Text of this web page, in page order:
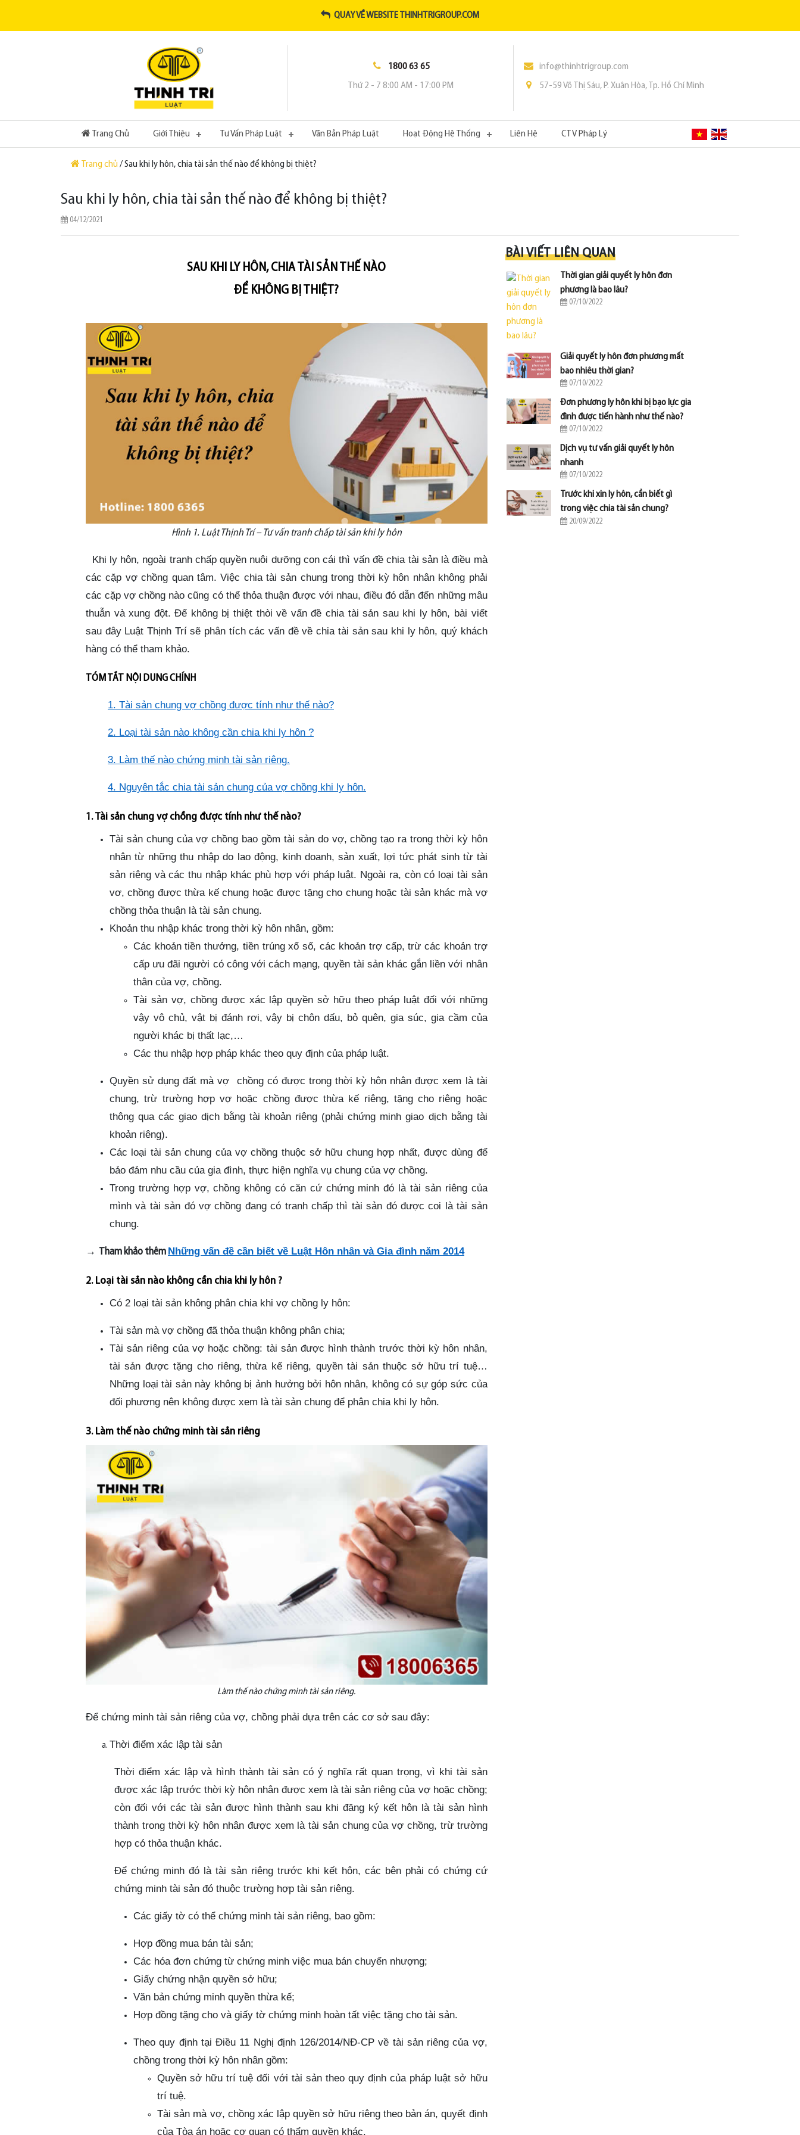
QUAY VỀ WEBSITE THINHTRIGROUP.COM
1800 63 65
Thứ 2 - 7 8:00 AM - 17:00 PM
info@thinhtrigroup.com
57-59 Võ Thị Sáu, P. Xuân Hòa, Tp. Hồ Chí Minh
Trang Chủ (current)Giới Thiệu Tư Vấn Pháp Luật Văn Bản Pháp Luật Hoạt Động Hệ Thống Liên Hệ CTV Pháp Lý
Trang chủ / Sau khi ly hôn, chia tài sản thế nào để không bị thiệt?
Sau khi ly hôn, chia tài sản thế nào để không bị thiệt?
04/12/2021
SAU KHI LY HÔN, CHIA TÀI SẢN THẾ NÀO
ĐỂ KHÔNG BỊ THIỆT?
Hình 1. Luật Thịnh Trí – Tư vấn tranh chấp tài sản khi ly hôn
Khi ly hôn, ngoài tranh chấp quyền nuôi dưỡng con cái thì vấn đề chia tài sản là điều mà
các cặp vợ chồng quan tâm. Việc chia tài sản chung trong thời kỳ hôn nhân không phải
các cặp vợ chồng nào cũng có thể thỏa thuận được với nhau, điều đó dẫn đến những mâu
thuẫn và xung đột. Để không bị thiệt thòi về vấn đề chia tài sản sau khi ly hôn, bài viết
sau đây Luật Thịnh Trí sẽ phân tích các vấn đề về chia tài sản sau khi ly hôn, quý khách
hàng có thể tham khảo.
TÓM TẮT NỘI DUNG CHÍNH
1. Tài sản chung vợ chồng được tính như thế nào?
2. Loại tài sản nào không cần chia khi ly hôn ?
3. Làm thế nào chứng minh tài sản riêng.
4. Nguyên tắc chia tài sản chung của vợ chồng khi ly hôn.
1. Tài sản chung vợ chồng được tính như thế nào?
Tài sản chung của vợ chồng bao gồm tài sản do vợ, chồng tạo ra trong thời kỳ hôn
nhân từ những thu nhập do lao động, kinh doanh, sản xuất, lợi tức phát sinh từ tài
sản riêng và các thu nhập khác phù hợp với pháp luật. Ngoài ra, còn có loại tài sản
vơ, chồng được thừa kế chung hoặc được tặng cho chung hoặc tài sản khác mà vợ
chồng thỏa thuận là tài sản chung.
Khoản thu nhập khác trong thời kỳ hôn nhân, gồm:
Các khoản tiền thưởng, tiền trúng xổ số, các khoản trợ cấp, trừ các khoản trợ
cấp ưu đãi người có công với cách mạng, quyền tài sản khác gắn liền với nhân
thân của vợ, chồng.
Tài sản vợ, chồng được xác lập quyền sở hữu theo pháp luật đối với những
vậy vô chủ, vật bị đánh rơi, vậy bị chôn dấu, bỏ quên, gia súc, gia cầm của
người khác bị thất lạc,…
Các thu nhập hợp pháp khác theo quy định của pháp luật.
Quyền sử dụng đất mà vợ chồng có được trong thời kỳ hôn nhân được xem là tài
chung, trừ trường hợp vợ hoặc chồng được thừa kế riêng, tặng cho riêng hoặc
thông qua các giao dịch bằng tài khoản riêng (phải chứng minh giao dịch bằng tài
khoản riêng).
Các loại tài sản chung của vợ chồng thuộc sở hữu chung hợp nhất, được dùng để
bảo đảm nhu cầu của gia đình, thực hiện nghĩa vụ chung của vợ chồng.
Trong trường hợp vợ, chồng không có căn cứ chứng minh đó là tài sản riêng của
mình và tài sản đó vợ chồng đang có tranh chấp thì tài sản đó được coi là tài sản
chung.
→ Tham khảo thêm Những vấn đề cần biết về Luật Hôn nhân và Gia đình năm 2014
2. Loại tài sản nào không cần chia khi ly hôn ?
Có 2 loại tài sản không phân chia khi vợ chồng ly hôn:
Tài sản mà vợ chồng đã thỏa thuận không phân chia;
Tài sản riêng của vợ hoặc chồng: tài sản được hình thành trước thời kỳ hôn nhân,
tài sản được tặng cho riêng, thừa kế riêng, quyền tài sản thuộc sở hữu trí tuệ…
Những loại tài sản này không bị ảnh hưởng bởi hôn nhân, không có sự góp sức của
đối phương nên không được xem là tài sản chung để phân chia khi ly hôn.
3. Làm thế nào chứng minh tài sản riêng
Làm thế nào chứng minh tài sản riêng.
Để chứng minh tài sản riêng của vợ, chồng phải dựa trên các cơ sở sau đây:
Thời điểm xác lập tài sản
Thời điểm xác lập và hình thành tài sản có ý nghĩa rất quan trọng, vì khi tài sản
được xác lập trước thời kỳ hôn nhân được xem là tài sản riêng của vợ hoặc chồng;
còn đối với các tài sản được hình thành sau khi đăng ký kết hôn là tài sản hình
thành trong thời kỳ hôn nhân được xem là tài sản chung của vợ chồng, trừ trường
hợp có thỏa thuận khác.
Để chứng minh đó là tài sản riêng trước khi kết hôn, các bên phải có chứng cứ
chứng minh tài sản đó thuộc trường hợp tài sản riêng.
Các giấy tờ có thể chứng minh tài sản riêng, bao gồm:
Hợp đồng mua bán tài sản;
Các hóa đơn chứng từ chứng minh việc mua bán chuyển nhượng;
Giấy chứng nhận quyền sở hữu;
Văn bản chứng minh quyền thừa kế;
Hợp đồng tặng cho và giấy tờ chứng minh hoàn tất việc tặng cho tài sản.
Theo quy định tại Điều 11 Nghị định 126/2014/NĐ-CP về tài sản riêng của vợ,
chồng trong thời kỳ hôn nhân gồm:
Quyền sở hữu trí tuệ đối với tài sản theo quy định của pháp luật sở hữu
trí tuệ.
Tài sản mà vợ, chồng xác lập quyền sở hữu riêng theo bản án, quyết định
của Tòa án hoặc cơ quan có thẩm quyền khác.
BÀI VIẾT LIÊN QUAN
Thời gian giải quyết ly hôn đơn
phương là bao lâu?
07/10/2022
Giải quyết ly hôn đơn phương mất
bao nhiêu thời gian?
07/10/2022
Đơn phương ly hôn khi bị bạo lực gia
đình được tiến hành như thế nào?
07/10/2022
Dịch vụ tư vấn giải quyết ly hôn
nhanh
07/10/2022
Trước khi xin ly hôn, cần biết gì
trong việc chia tài sản chung?
20/09/2022